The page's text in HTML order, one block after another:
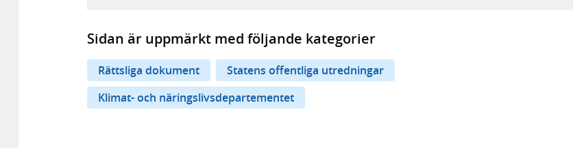
Sidan är uppmärkt med följande kategorier
Rättsliga dokument
Statens offentliga utredningar
Klimat- och näringslivsdepartementet